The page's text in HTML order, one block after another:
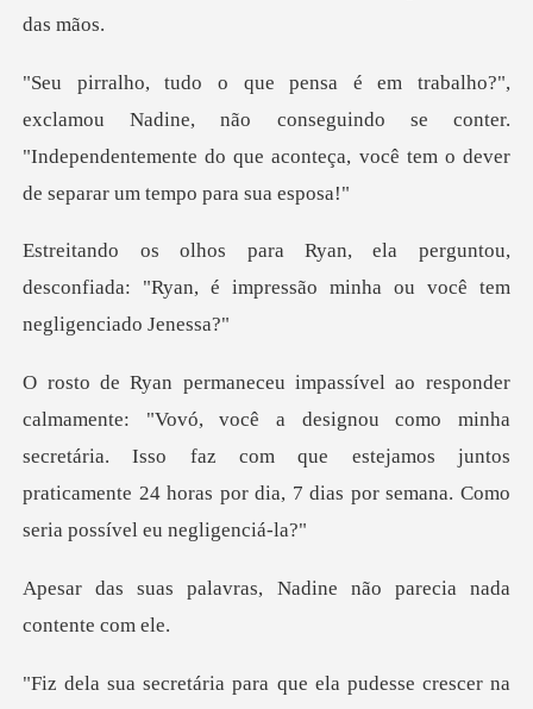
ine, não conseguindo se conter.
"Independentemente do que aco
untou,
desconfiada: "Ryan, é impressão m
designou como minha
secretária. Isso faz com que estejamos juntos
praticament
as, Nadine não parecia